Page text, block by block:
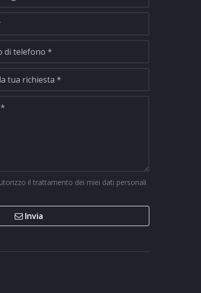
il trattamento dei miei dati personali
Invia